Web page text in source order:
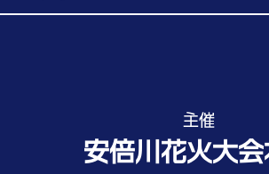
主催
安倍川花火大会